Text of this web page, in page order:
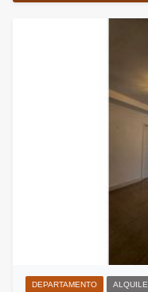
DEPARTAMENTO